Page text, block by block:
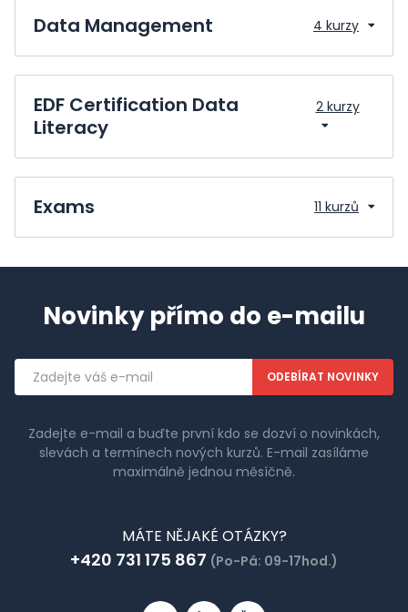
Data Management 4 kurzy
EDF Certification Data
Literacy
2 kurzy
Exams 11 kurzů
Novinky přímo do e-mailu
Emailová
adresa
Zadejte e-mail a buďte první kdo se dozví o novinkách,
slevách a termínech nových kurzů. E-mail zasíláme
maximálně jednou měsíčně.
MÁTE NĚJAKÉ OTÁZKY?
+420 731 175 867 (Po-Pá: 09-17hod.)